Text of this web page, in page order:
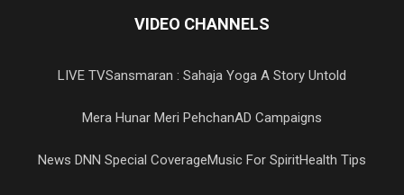
VIDEO CHANNELS
LIVE TVSansmaran : Sahaja Yoga A Story Untold
Mera Hunar Meri PehchanAD Campaigns
News DNN Special CoverageMusic For SpiritHealth Tips